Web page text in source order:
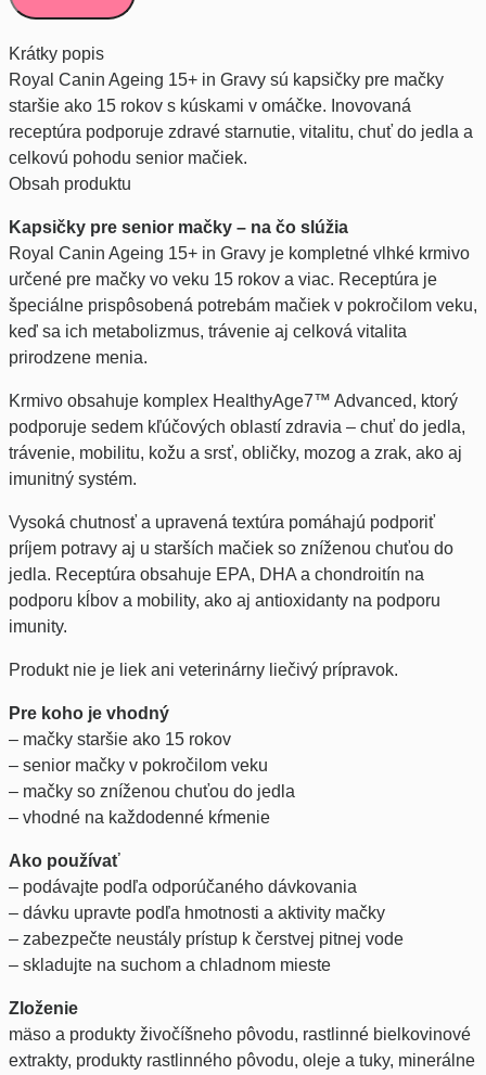
in
Gravy
kapsičky
pre
senior
mačky
od
15
rokov
Krátky popis
Royal Canin Ageing 15+ in Gravy sú kapsičky pre mačky
staršie ako 15 rokov s kúskami v omáčke. Inovovaná
receptúra podporuje zdravé starnutie, vitalitu, chuť do jedla a
celkovú pohodu senior mačiek.
Obsah produktu
Kapsičky pre senior mačky – na čo slúžia
Royal Canin Ageing 15+ in Gravy je kompletné vlhké krmivo
určené pre mačky vo veku 15 rokov a viac. Receptúra je
špeciálne prispôsobená potrebám mačiek v pokročilom veku,
keď sa ich metabolizmus, trávenie aj celková vitalita
prirodzene menia.
Krmivo obsahuje komplex HealthyAge7™ Advanced, ktorý
podporuje sedem kľúčových oblastí zdravia – chuť do jedla,
trávenie, mobilitu, kožu a srsť, obličky, mozog a zrak, ako aj
imunitný systém.
Vysoká chutnosť a upravená textúra pomáhajú podporiť
príjem potravy aj u starších mačiek so zníženou chuťou do
jedla. Receptúra obsahuje EPA, DHA a chondroitín na
podporu kĺbov a mobility, ako aj antioxidanty na podporu
imunity.
Produkt nie je liek ani veterinárny liečivý prípravok.
Pre koho je vhodný
– mačky staršie ako 15 rokov
– senior mačky v pokročilom veku
– mačky so zníženou chuťou do jedla
– vhodné na každodenné kŕmenie
Ako používať
– podávajte podľa odporúčaného dávkovania
– dávku upravte podľa hmotnosti a aktivity mačky
– zabezpečte neustály prístup k čerstvej pitnej vode
– skladujte na suchom a chladnom mieste
Zloženie
mäso a produkty živočíšneho pôvodu, rastlinné bielkovinové
extrakty, produkty rastlinného pôvodu, oleje a tuky, minerálne